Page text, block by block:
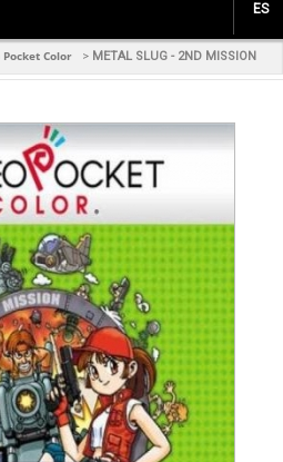
ES
Pocket Color > METAL SLUG - 2ND MISSION